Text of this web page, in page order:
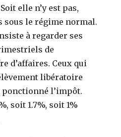
elle n’y est pas,
sous le régime normal.
à regarder ses
de
d’affaires. Ceux qui
libératoire
ponctionné l’impôt.
soit 1.7%, soit 1%